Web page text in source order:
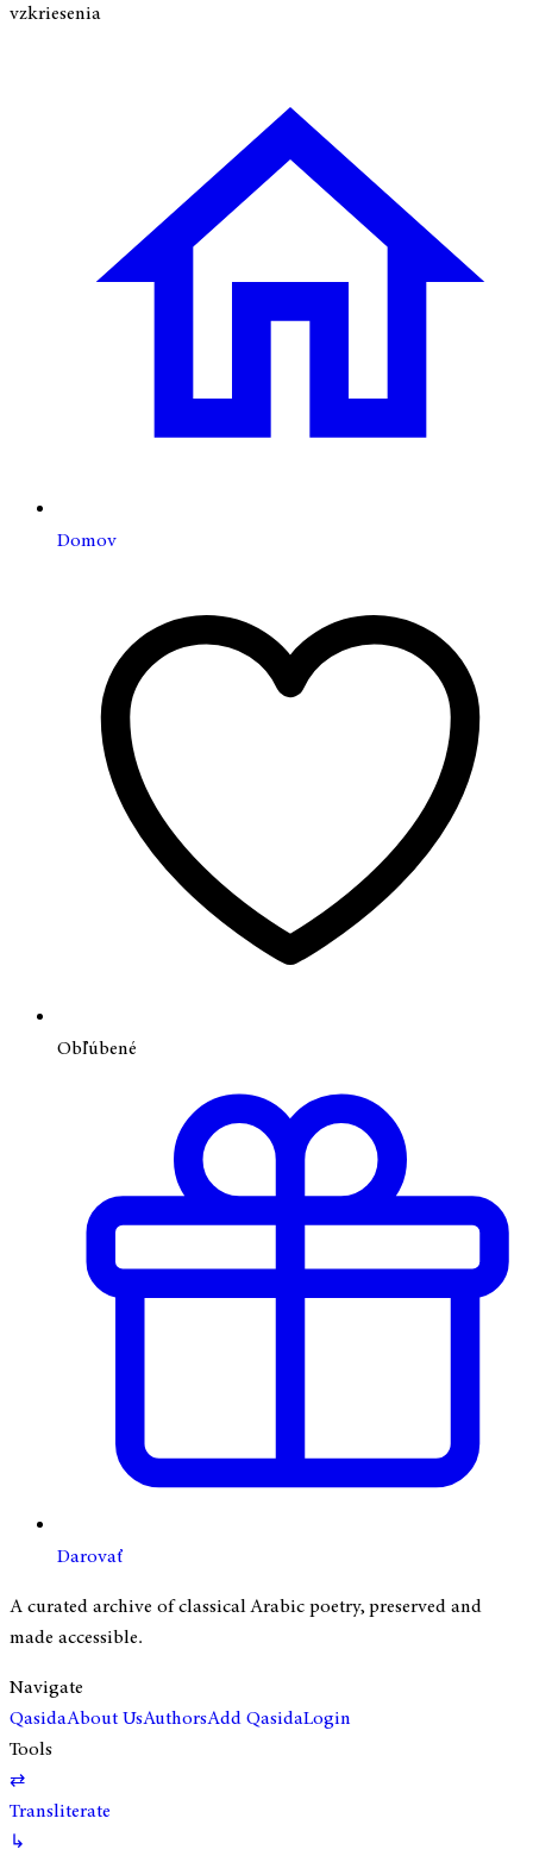
vzkriesenia
Domov
Obľúbené
Darovať
A curated archive of classical Arabic poetry, preserved and
made accessible.
Navigate
QasidaAbout UsAuthorsAdd QasidaLogin
Tools
⇄
Transliterate
↳